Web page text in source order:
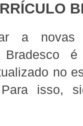
a novas
é
no
isso,